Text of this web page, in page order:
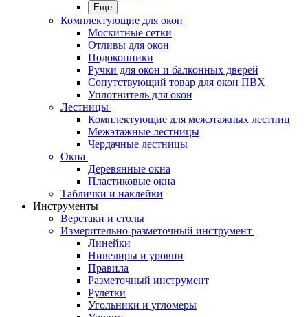
Еще
Комплектующие для окон
Москитные сетки
Отливы для окон
Подоконники
Ручки для окон и балконных дверей
Сопутствующий товар для окон ПВХ
Уплотнитель для окон
Лестницы
Комплектующие для межэтажных лестниц
Межэтажные лестницы
Чердачные лестницы
Окна
Деревянные окна
Пластиковые окна
Таблички и наклейки
Инструменты
Верстаки и столы
Измерительно-разметочный инструмент
Линейки
Нивелиры и уровни
Правила
Разметочный инструмент
Рулетки
Угольники и угломеры